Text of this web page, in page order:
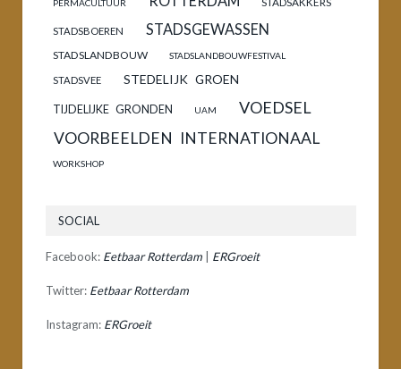
PERMACULTUUR
STADSBOEREN STADSGEWASSEN
STADSLANDBOUW STADSLANDBOUWFESTIVAL
STADSVEE STEDELIJK GROEN
TIJDELIJKE GRONDEN UAM VOEDSEL
VOORBEELDEN INTERNATIONAAL
WORKSHOP
SOCIAL
Facebook: Eetbaar Rotterdam ERGroeit
Twitter: Eetbaar Rotterdam
Instagram: ERGroeit